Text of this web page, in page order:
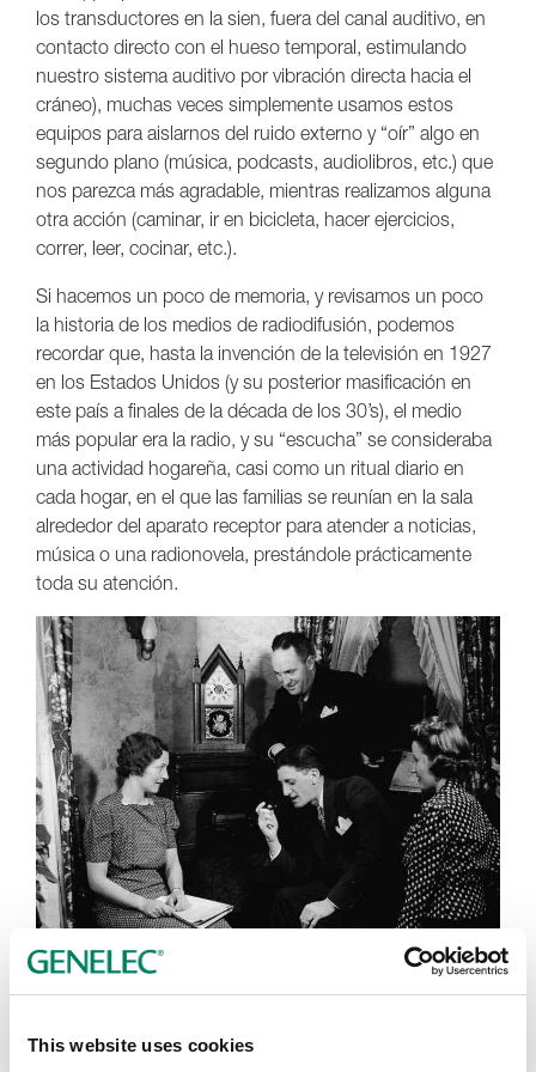
This website uses cookies
los transductores en la sien, fuera del canal auditivo, en
contacto directo con el hueso temporal, estimulando
nuestro sistema auditivo por vibración directa hacia el
cráneo), muchas veces simplemente usamos estos
equipos para aislarnos del ruido externo y “oír” algo en
segundo plano (música, podcasts, audiolibros, etc.) que
nos parezca más agradable, mientras realizamos alguna
otra acción (caminar, ir en bicicleta, hacer ejercicios,
correr, leer, cocinar, etc.).
Si hacemos un poco de memoria, y revisamos un poco
la historia de los medios de radiodifusión, podemos
recordar que, hasta la invención de la televisión en 1927
en los Estados Unidos (y su posterior masificación en
este país a finales de la década de los 30’s), el medio
más popular era la radio, y su “escucha” se consideraba
una actividad hogareña, casi como un ritual diario en
cada hogar, en el que las familias se reunían en la sala
alrededor del aparato receptor para atender a noticias,
música o una radionovela, prestándole prácticamente
toda su atención.
Un hito muy importante que confirmó la importante